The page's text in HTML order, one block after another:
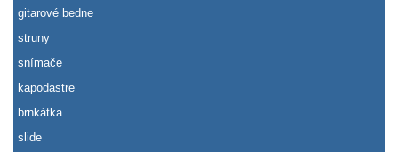
gitarové bedne
struny
snímače
kapodastre
brnkátka
slide